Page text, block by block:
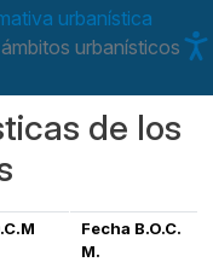
urbanística
urbanísticos
de los
Fecha B.O.C.
M.